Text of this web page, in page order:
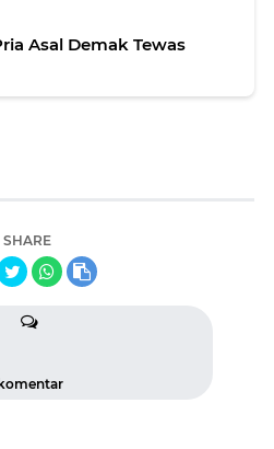
Asal Demak Tewas
SHARE
komentar